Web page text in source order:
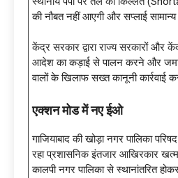
की नौबत नहीं आएगी और सप्लाई सामान्य
केंद्र सरकार द्वारा राज्य सरकारों और
आदेश का कड़ाई से पालन करने और
वालों के खिलाफ सख्त कानूनी कार्रवाई
एक्शन मोड में नए ईओ
गाजियाबाद की खोड़ा नगर पालिका
रहा प्रशासनिक इंतजार आखिरकार
कालपी नगर पालिका से स्थानांतरित